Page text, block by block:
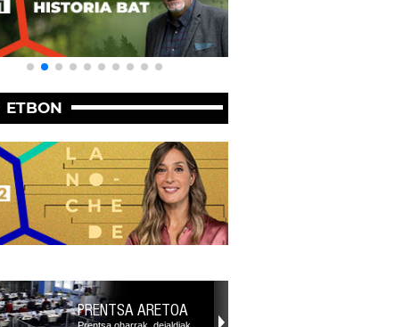
ETBON
PRENTSA ARETOA